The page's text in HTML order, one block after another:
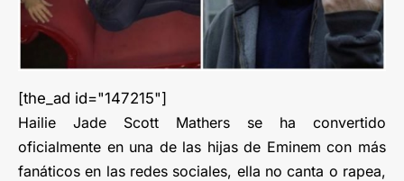
[the_ad id="147215"]
Hailie Jade Scott Mathers se ha convertido
oficialmente en una de las hijas de Eminem con más
fanáticos en las redes sociales, ella no canta o rapea,